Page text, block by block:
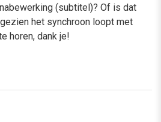
(subtitel)? Of is dat
het synchroon loopt met
horen, dank je!